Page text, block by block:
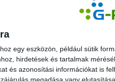
egy eszközön, például sütik
hirdetések és tartalmak
és azonosítási információkat is